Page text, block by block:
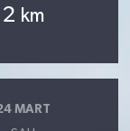
2 km
MART